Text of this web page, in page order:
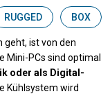
RUGGED BOX
geht, ist von den
Mini-PCs sind optimal
oder als Digital-
Kühlsystem wird